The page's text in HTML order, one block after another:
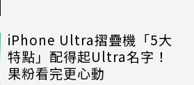
iPhone Ultra摺疊機「5大
特點」配得起Ultra名字！
果粉看完更心動